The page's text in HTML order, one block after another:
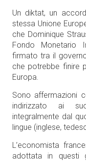
Un diktat, un
stessa Unione
che Dominique
Fondo Monetario
firmato tra il
che potrebbe finire
Europa.
Sono affermazioni
indirizzato ai
integralmente dal
lingue (inglese,
L’economista
adottata in questi